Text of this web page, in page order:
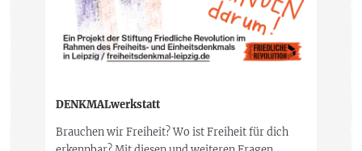
DENKMALwerkstatt
Brauchen wir Freiheit? Wo ist Freiheit für dich